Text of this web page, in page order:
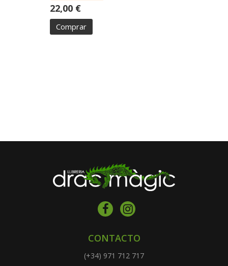
22,00 €
Comprar
CONTACTO
(+34) 971 712 717